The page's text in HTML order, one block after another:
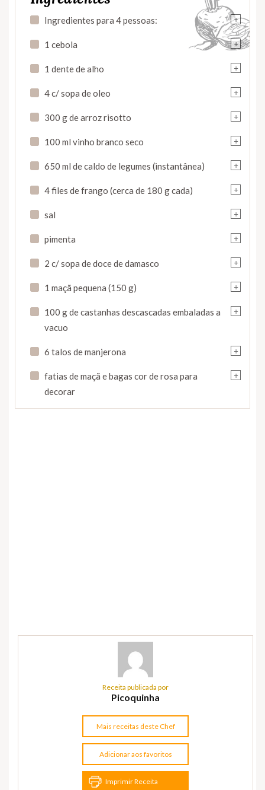
+
Ingredientes para 4 pessoas:
+
1 cebola
+
1 dente de alho
+
4 c/ sopa de oleo
+
300 g de arroz risotto
+
100 ml vinho branco seco
+
650 ml de caldo de legumes (instantânea)
+
4 files de frango (cerca de 180 g cada)
+
sal
+
pimenta
+
2 c/ sopa de doce de damasco
+
1 maçã pequena (150 g)
+
100 g de castanhas descascadas embaladas a
vacuo
+
6 talos de manjerona
+
fatias de maçã e bagas cor de rosa para
decorar
Receita publicada por
Picoquinha
Mais receitas deste Chef
Adicionar aos favoritos
Imprimir Receita